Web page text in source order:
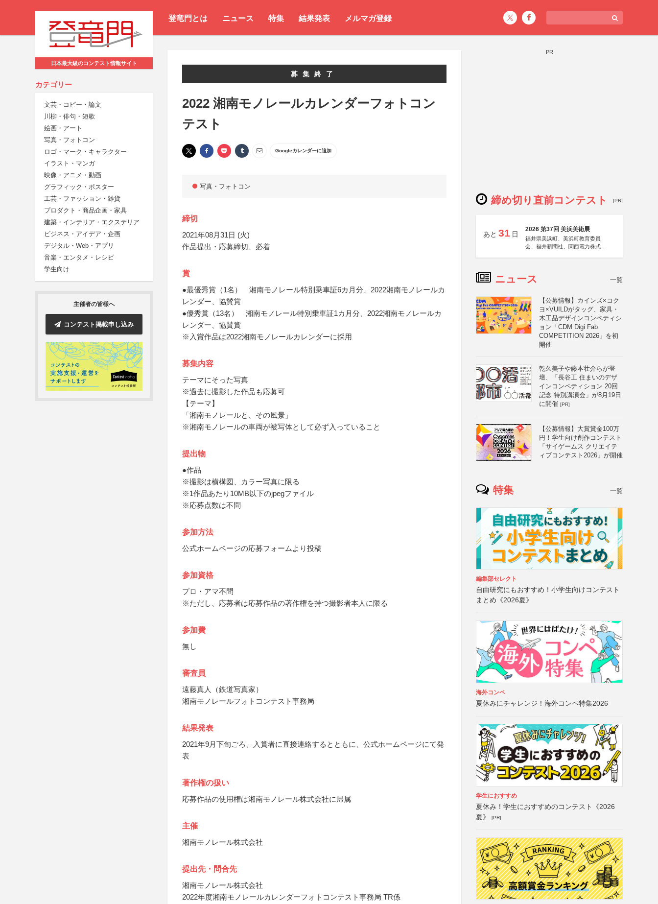
登竜門とは ニュース 特集 結果発表 メルマガ登録
日本最大級のコンテスト情報サイト
カテゴリー
文芸・コピー・論文
川柳・俳句・短歌
絵画・アート
写真・フォトコン
ロゴ・マーク・キャラクター
イラスト・マンガ
映像・アニメ・動画
グラフィック・ポスター
工芸・ファッション・雑貨
プロダクト・商品企画・家具
建築・インテリア・エクステリア
ビジネス・アイデア・企画
デジタル・Web・アプリ
音楽・エンタメ・レシピ
学生向け
主催者の皆様へ
コンテスト掲載申し込み
募集終了
2022 湘南モノレールカレンダーフォトコン
テスト
Googleカレンダーに追加
写真・フォトコン
締切
2021年08月31日 (火)
作品提出・応募締切、必着
賞
●最優秀賞（1名） 湘南モノレール特別乗車証6カ月分、2022湘南モノレールカ
レンダー、協賛賞
●優秀賞（13名） 湘南モノレール特別乗車証1カ月分、2022湘南モノレールカ
レンダー、協賛賞
※入賞作品は2022湘南モノレールカレンダーに採用
募集内容
テーマにそった写真
※過去に撮影した作品も応募可
【テーマ】
「湘南モノレールと、その風景」
※湘南モノレールの車両が被写体として必ず入っていること
提出物
●作品
※撮影は横構図、カラー写真に限る
※1作品あたり10MB以下のjpegファイル
※応募点数は不問
参加方法
公式ホームページの応募フォームより投稿
参加資格
プロ・アマ不問
※ただし、応募者は応募作品の著作権を持つ撮影者本人に限る
参加費
無し
審査員
遠藤真人（鉄道写真家）
湘南モノレールフォトコンテスト事務局
結果発表
2021年9月下旬ごろ、入賞者に直接連絡するとともに、公式ホームページにて発
表
著作権の扱い
応募作品の使用権は湘南モノレール株式会社に帰属
主催
湘南モノレール株式会社
提出先・問合先
湘南モノレール株式会社
2022年度湘南モノレールカレンダーフォトコンテスト事務局 TR係
PR
締め切り直前コンテスト [PR]
あと 31 日
2026 第37回 美浜美術展
福井県美浜町、美浜町教育委員
会、福井新聞社、関西電力株式会
ニュース 一覧
【公募情報】カインズ×コク
ヨ×VUILDがタッグ、家具・
木工品デザインコンペティシ
ョン「CDM Digi Fab
COMPETITION 2026」を初
開催
乾久美子や藤本壮介らが登
壇、「長谷工 住まいのデザ
インコンペティション 20回
記念 特別講演会」が8月19日
に開催 [PR]
【公募情報】大賞賞金100万
円！学生向け創作コンテスト
「サイゲームス クリエイテ
ィブコンテスト2026」が開催
特集 一覧
編集部セレクト
自由研究にもおすすめ！小学生向けコンテスト
まとめ《2026夏》
海外コンペ
夏休みにチャレンジ！海外コンペ特集2026
学生におすすめ
夏休み！学生におすすめのコンテスト《2026
夏》
[PR]